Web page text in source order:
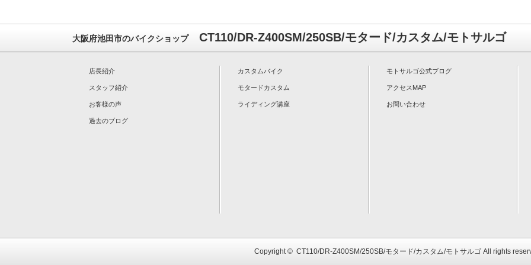
大阪府池田市のバイクショップ CT110/DR-Z400SM/250SB/モタード/カスタム/モトサルゴ
店長紹介
スタッフ紹介
お客様の声
過去のブログ
カスタムバイク
モタードカスタム
ライディング講座
モトサルゴ公式ブログ
アクセスMAP
お問い合わせ
Copyright © CT110/DR-Z400SM/250SB/モタード/カスタム/モトサルゴAll rights